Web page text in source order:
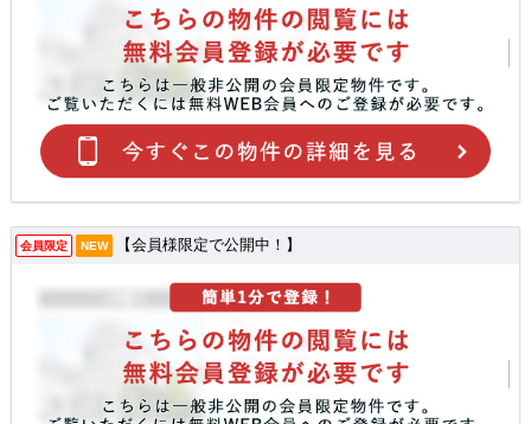
会員限定 NEW 【会員様限定で公開中！】